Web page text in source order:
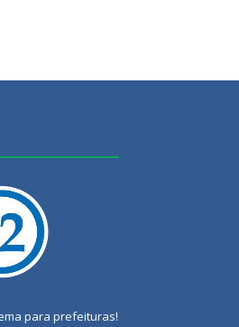
para prefeituras!